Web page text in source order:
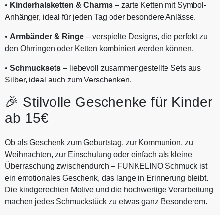
• Kinderhalsketten & Charms – zarte Ketten mit Symbol-
Anhänger, ideal für jeden Tag oder besondere Anlässe.
• Armbänder & Ringe – verspielte Designs, die perfekt zu
den Ohrringen oder Ketten kombiniert werden können.
• Schmucksets – liebevoll zusammengestellte Sets aus
Silber, ideal auch zum Verschenken.
🎉 Stilvolle Geschenke für Kinder
ab 15€
Ob als Geschenk zum Geburtstag, zur Kommunion, zu
Weihnachten, zur Einschulung oder einfach als kleine
Überraschung zwischendurch – FUNKELINO Schmuck ist
ein emotionales Geschenk, das lange in Erinnerung bleibt.
Die kindgerechten Motive und die hochwertige Verarbeitung
machen jedes Schmuckstück zu etwas ganz Besonderem.